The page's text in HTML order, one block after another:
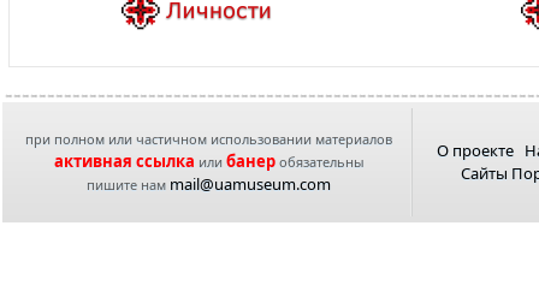
при полном или частичном использовании материалов
активная ссылка или банеробязательны
пишите нам mail@uamuseum.com
О проекте
Сайты